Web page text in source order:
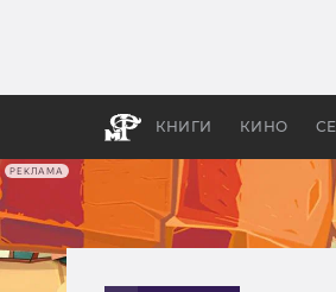
РЕКЛАМА
КНИГИ КИНО